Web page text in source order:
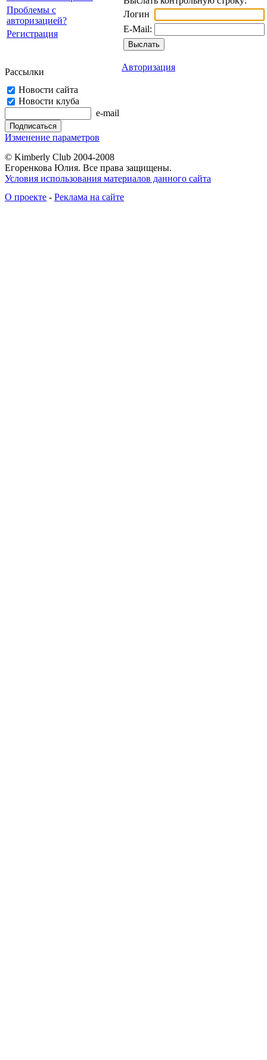
Проблемы с
авторизацией?
Регистрация
Рассылки
Новости сайта
Новости клуба
e-mail
Изменение параметров
Логин
E-Mail:
Авторизация
© Kimberly Club 2004-2008
Егоренкова Юлия. Все права защищены.
Условия использования материалов данного сайта
О проекте - Реклама на сайте